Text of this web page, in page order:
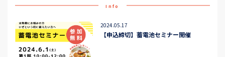
Info
2024.05.17
【申込締切】蓄電池セミナー開催